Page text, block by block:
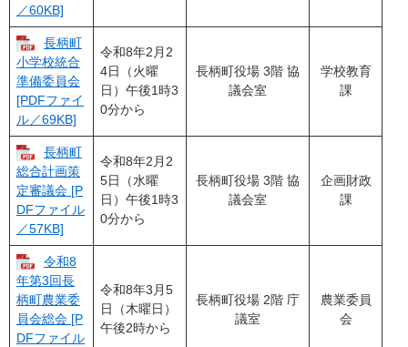
／60KB]
長柄町
小学校統合
準備委員会
[PDFファイ
ル／69KB]
令和8年2月2
4日（火曜
日）午後1時3
0分から
長柄町役場 3階 協
議会室
学校教育
課
長柄町
総合計画策
定審議会 [P
DFファイル
／57KB]
令和8年2月2
5日（水曜
日）午後1時3
0分から
長柄町役場 3階 協
議会室
企画財政
課
令和8
年第3回長
柄町農業委
員会総会 [P
DFファイル
令和8年3月5
日（木曜日）
午後2時から
長柄町役場 2階 庁
議室
農業委員
会